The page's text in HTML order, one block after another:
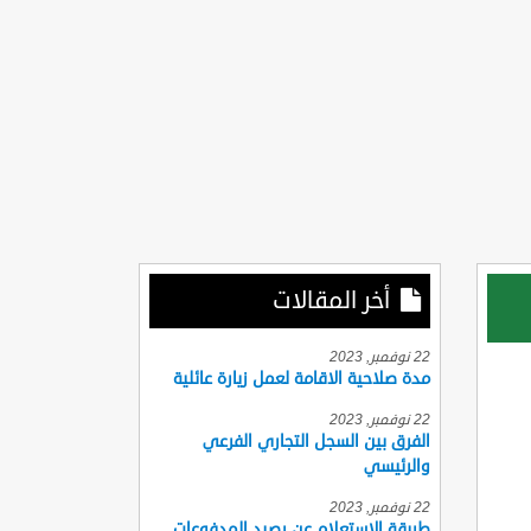
أخر المقالات
22 نوفمبر, 2023
مدة صلاحية الاقامة لعمل زيارة عائلية
22 نوفمبر, 2023
الفرق بين السجل التجاري الفرعي
والرئيسي
22 نوفمبر, 2023